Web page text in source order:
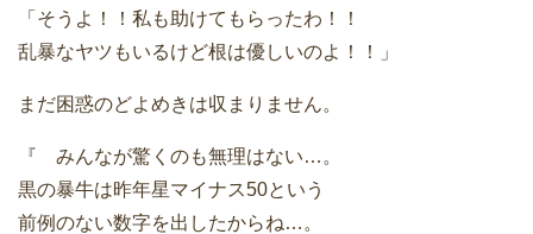
「そうよ！！私も助けてもらったわ！！
乱暴なヤツもいるけど根は優しいのよ！！」
まだ困惑のどよめきは収まりません。
『 みんなが驚くのも無理はない…。
黒の暴牛は昨年星マイナス50という
前例のない数字を出したからね…。